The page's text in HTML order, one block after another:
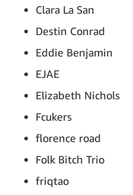
Clara La San
Destin Conrad
Eddie Benjamin
EJAE
Elizabeth Nichols
Fcukers
florence road
Folk Bitch Trio
friqtao